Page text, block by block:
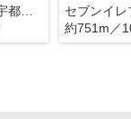
ヨークベニマル宇都宮御幸ケ原店
約751m／